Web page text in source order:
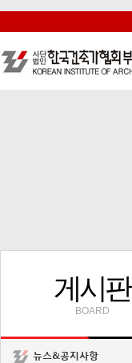
게시판
BOARD
뉴스&공지사항